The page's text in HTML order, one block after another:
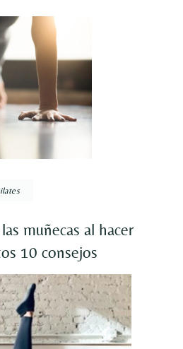
muñecas al hacer
10 consejos